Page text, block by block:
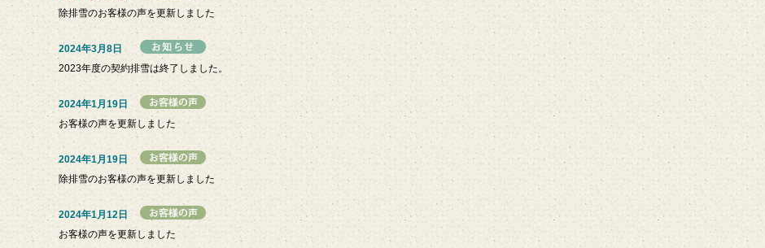
除排雪のお客様の声を更新しました
2024年3月8日
2023年度の契約排雪は終了しました。
2024年1月19日
お客様の声を更新しました
2024年1月19日
除排雪のお客様の声を更新しました
2024年1月12日
お客様の声を更新しました